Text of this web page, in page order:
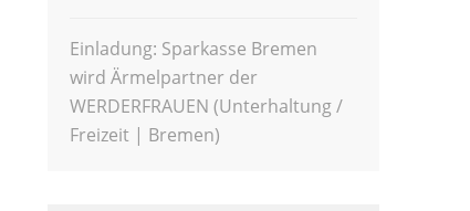
Einladung: Sparkasse Bremen
wird Ärmelpartner der
WERDERFRAUEN (Unterhaltung /
Freizeit | Bremen)